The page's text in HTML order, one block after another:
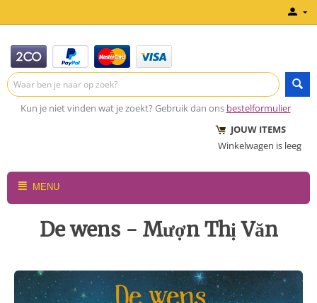
Kun je niet vinden wat je zoekt? Gebruik dan ons bestelformulier
JOUW ITEMS
Winkelwagen is leeg
MENU
De wens - Mượn Thị Văn